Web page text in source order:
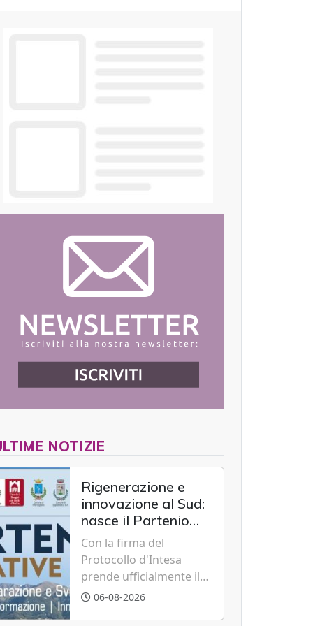
NOTIZIE
Rigenerazione e
innovazione al Sud:
nasce il Partenio
Creative Hub per il
rilancio del
territorio
Con la firma del
Protocollo d'Intesa
prende ufficialmente il
via il recupero dell'ex
06-08-2026